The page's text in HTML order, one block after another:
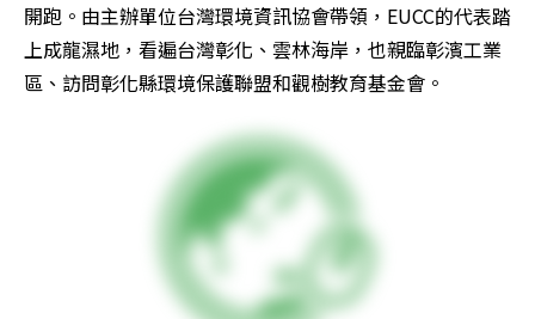
開跑。由主辦單位台灣環境資訊協會帶領，EUCC的代表踏
上成龍濕地，看遍台灣彰化、雲林海岸，也親臨彰濱工業
區、訪問彰化縣環境保護聯盟和觀樹教育基金會。